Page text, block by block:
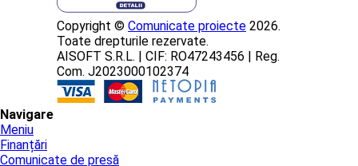
Copyright © Comunicate proiecte 2026.
Toate drepturile rezervate.
AISOFT S.R.L. | CIF: RO47243456 | Reg.
Com. J2023000102374
Navigare
Meniu
Finanțări
Comunicate de presă